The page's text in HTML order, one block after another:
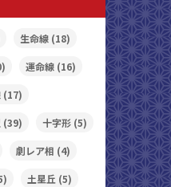
生命線 (18)
運命線 (16)
(17)
(39) 十字形 (5)
劇レア相 (4)
土星丘 (5)